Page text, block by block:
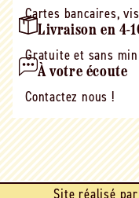
Cartes bancaires,
Livraison en 4-
Gratuite et sans
À votre écoute
Contactez nous !
Site réalisé par